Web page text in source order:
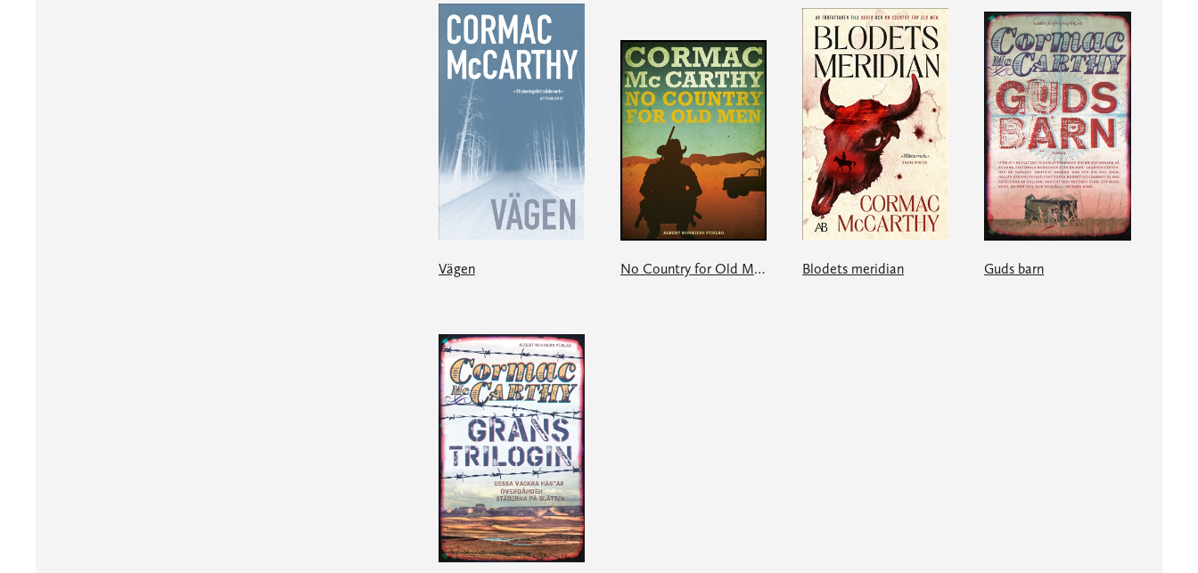
Vägen No Country for Old Men Blodets meridian Guds barn